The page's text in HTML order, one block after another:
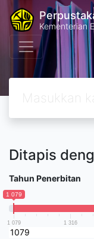
Kementerian
Ditapis
Tahun Penerbitan
1 079
1 079 1 316